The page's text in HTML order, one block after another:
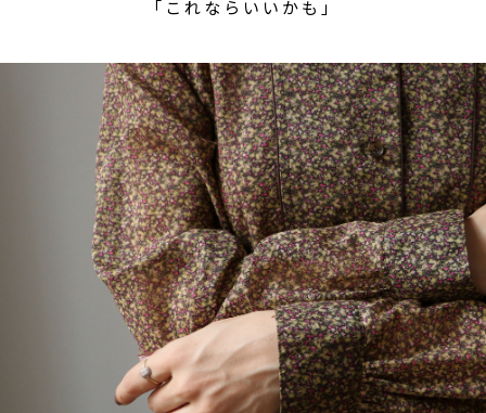
「これならいいかも」